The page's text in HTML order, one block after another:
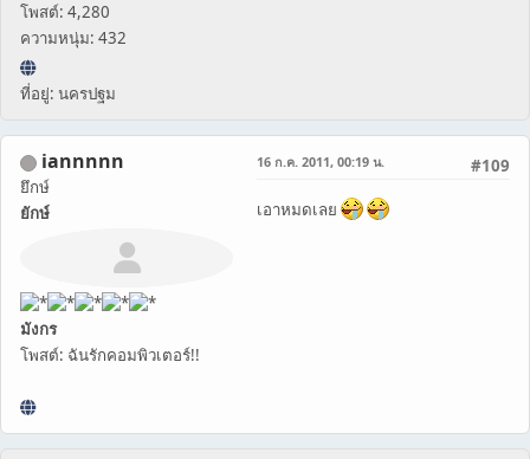
โพสต์: 4,280
ความหนุ่ม: 432
ที่อยู่: นครปฐม
iannnnn
ยึกษ์
ยักษ์
มังกร
โพสต์: ฉันรักคอมพิวเตอร์!!
#109
16 ก.ค. 2011, 00:19 น.
เอาหมดเลย